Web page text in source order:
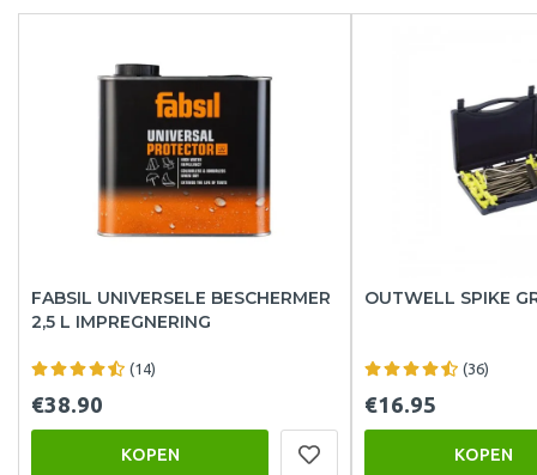
FABSIL UNIVERSELE BESCHERMER
2,5 L IMPREGNERING
(14)
€38.90
KOPEN
OUTWELL SPIKE
(36)
€16.95
KOPEN